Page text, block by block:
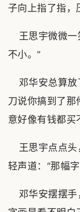
子向上指了指，
王思宇微微一
不小。”
邓华安总算放
刀说你搞到了那
意好像有钱都买
王思宇点点头
轻声道：“那幅
邓华安摆摆手